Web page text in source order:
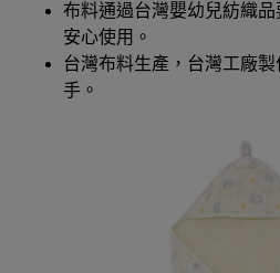
布料通過台灣嬰幼兒紡織品
安心使用。
台灣布料生產，台灣工廠
手。